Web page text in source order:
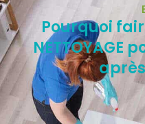
Pourquoi
NETTOYAGE